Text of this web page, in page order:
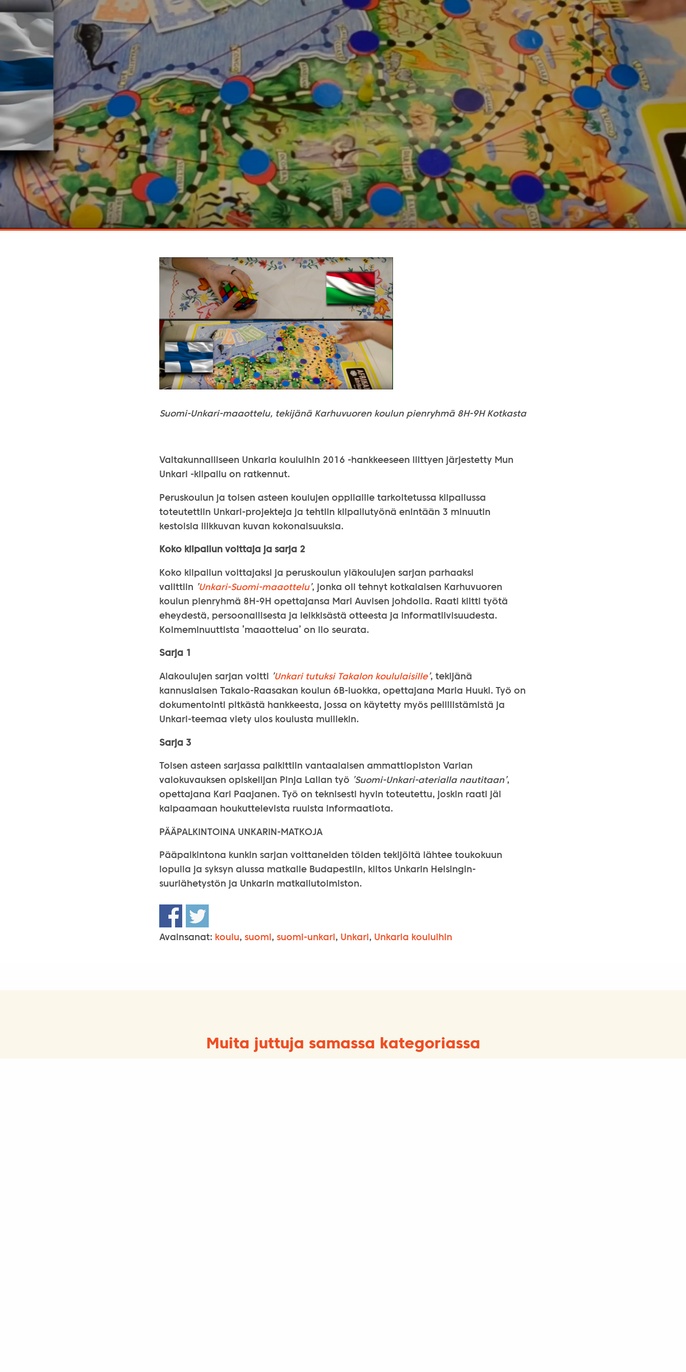
Suomi-Unkari-maaottelu, tekijänä Karhuvuoren koulun pienryhmä 8H-9H Kotkasta
Valtakunnalliseen Unkaria kouluihin 2016 -hankkeeseen liittyen järjestetty Mun
Unkari -kilpailu on ratkennut.
Peruskoulun ja toisen asteen koulujen oppilaille tarkoitetussa kilpailussa
toteutettiin Unkari-projekteja ja tehtiin kilpailutyönä enintään 3 minuutin
kestoisia liikkuvan kuvan kokonaisuuksia.
Koko kilpailun voittaja ja sarja 2
Koko kilpailun voittajaksi ja peruskoulun yläkoulujen sarjan parhaaksi
valittiin ’Unkari-Suomi-maaottelu’, jonka oli tehnyt kotkalaisen Karhuvuoren
koulun pienryhmä 8H-9H opettajansa Mari Auvisen johdolla. Raati kiitti työtä
eheydestä, persoonallisesta ja leikkisästä otteesta ja informatiivisuudesta.
Kolmeminuuttista ’maaottelua’ on ilo seurata.
Sarja 1
Alakoulujen sarjan voitti ’Unkari tutuksi Takalon koululaisille’, tekijänä
kannuslaisen Takalo-Raasakan koulun 6B-luokka, opettajana Maria Huuki. Työ on
dokumentointi pitkästä hankkeesta, jossa on käytetty myös pelillistämistä ja
Unkari-teemaa viety ulos koulusta muillekin.
Sarja 3
Toisen asteen sarjassa palkittiin vantaalaisen ammattiopiston Varian
valokuvauksen opiskelijan Pinja Lallan työ ’Suomi-Unkari-aterialla nautitaan’,
opettajana Kari Paajanen. Työ on teknisesti hyvin toteutettu, joskin raati jäi
kaipaamaan houkuttelevista ruuista informaatiota.
PÄÄPALKINTOINA UNKARIN-MATKOJA
Pääpalkintona kunkin sarjan voittaneiden töiden tekijöitä lähtee toukokuun
lopulla ja syksyn alussa matkalle Budapestiin, kiitos Unkarin Helsingin-
suurlähetystön ja Unkarin matkailutoimiston.
Avainsanat: koulu, suomi, suomi-unkari, Unkari, Unkaria kouluihin
Muita juttuja samassa kategoriassa